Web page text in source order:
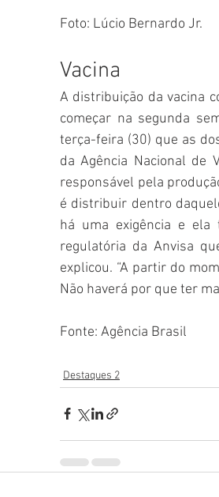
Foto: Lúcio Bernardo Jr.
Vacina
A distribuição da vacina
começar na segunda
terça-feira (30) que as
da Agência Nacional de
responsável pela
é distribuir dentro
há uma exigência e ela
regulatória da Anvisa
explicou. “A partir do
Não haverá por que ter
Fonte: Agência Brasil
Destaques 2